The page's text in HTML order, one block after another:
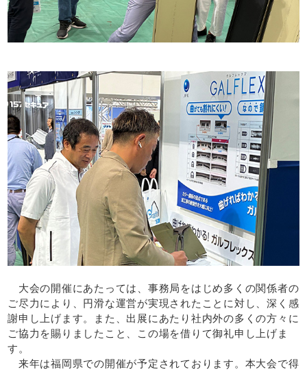
大会の開催にあたっては、事務局をはじめ多くの関係者の
ご尽力により、円滑な運営が実現されたことに対し、深く感
謝申し上げます。また、出展にあたり社内外の多くの方々に
ご協力を賜りましたこと、この場を借りて御礼申し上げま
す。
来年は福岡県での開催が予定されております。本大会で得